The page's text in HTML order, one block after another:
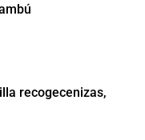
recogecenizas,